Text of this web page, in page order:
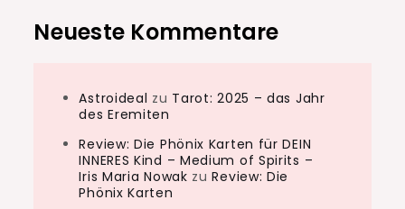
Neueste Kommentare
Astroideal zu Tarot: 2025 – das Jahr
des Eremiten
Review: Die Phönix Karten für DEIN
INNERES Kind – Medium of Spirits –
Iris Maria Nowak zuReview: Die
Phönix Karten